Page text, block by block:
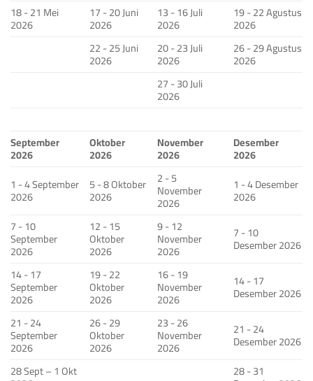
18 - 21 Mei
2026
17 - 20 Juni
2026
13 - 16 Juli
2026
19 - 22 Agustus
2026
22 - 25 Juni
2026
20 - 23 Juli
2026
26 - 29 Agustus
2026
27 - 30 Juli
2026
September
2026
Oktober
2026
November
2026
Desember
2026
1 - 4 September
2026
5 - 8 Oktober
2026
2 - 5
November
2026
1 - 4 Desember
2026
7 - 10
September
2026
12 - 15
Oktober
2026
9 - 12
November
2026
7 - 10
Desember 2026
14 - 17
September
2026
19 - 22
Oktober
2026
16 - 19
November
2026
14 - 17
Desember 2026
21 - 24
September
2026
26 - 29
Oktober
2026
23 - 26
November
2026
21 - 24
Desember 2026
28 Sept – 1 Okt
28 - 31